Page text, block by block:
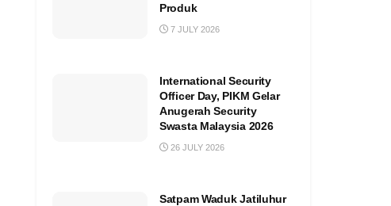
Produk
7 JULY 2026
International Security
Officer Day, PIKM Gelar
Anugerah Security
Swasta Malaysia 2026
26 JULY 2026
Satpam Waduk Jatiluhur